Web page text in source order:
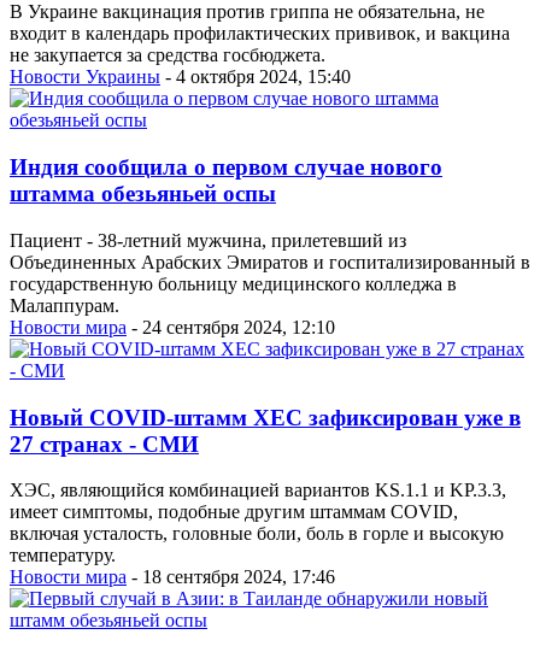
В Украине вакцинация против гриппа не обязательна, не
входит в календарь профилактических прививок, и вакцина
не закупается за средства госбюджета.
Новости Украины - 4 октября 2024, 15:40
Индия сообщила о первом случае нового
штамма обезьяньей оспы
Пациент - 38-летний мужчина, прилетевший из
Объединенных Арабских Эмиратов и госпитализированный в
государственную больницу медицинского колледжа в
Малаппурам.
Новости мира - 24 сентября 2024, 12:10
Новый COVID-штамм XEC зафиксирован уже в
27 странах - СМИ
ХЭС, являющийся комбинацией вариантов KS.1.1 и KP.3.3,
имеет симптомы, подобные другим штаммам COVID,
включая усталость, головные боли, боль в горле и высокую
температуру.
Новости мира - 18 сентября 2024, 17:46